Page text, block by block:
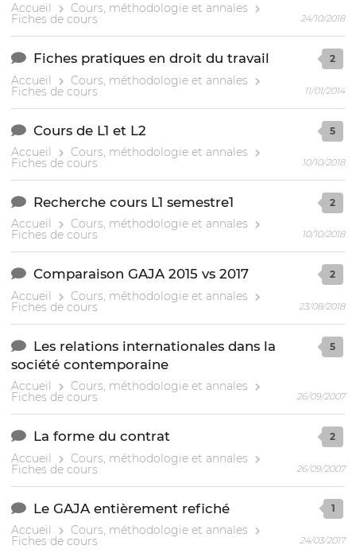
Accueil Cours, méthodologie et annales
Fiches de cours 24/10/2018
Fiches pratiques en droit du travail
Accueil Cours, méthodologie et annales
Fiches de cours
2
11/01/2014
Cours de L1 et L2
Accueil Cours, méthodologie et annales
Fiches de cours
5
10/10/2018
Recherche cours L1 semestre1
Accueil Cours, méthodologie et annales
Fiches de cours
2
10/10/2018
Comparaison GAJA 2015 vs 2017
Accueil Cours, méthodologie et annales
Fiches de cours
2
23/08/2018
Les relations internationales dans la
société contemporaine
Accueil Cours, méthodologie et annales
Fiches de cours
5
26/09/2007
La forme du contrat
Accueil Cours, méthodologie et annales
Fiches de cours
2
26/09/2007
Le GAJA entièrement refiché
Accueil Cours, méthodologie et annales
Fiches de cours
1
24/03/2017